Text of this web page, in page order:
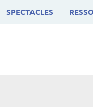
SPECTACLES